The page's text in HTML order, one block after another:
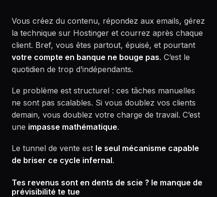
Vous créez du contenu, répondez aux emails, gérez
la technique sur Hostinger et courrez après chaque
client. Bref, vous êtes partout, épuisé, et pourtant
votre compte en banque ne bouge pas. C’est le
quotidien de trop d’indépendants.
Le problème est structurel : ces tâches manuelles
ne sont pas scalables. Si vous doublez vos clients
demain, vous doublez votre charge de travail. C’est
une impasse mathématique.
Le tunnel de vente est le seul mécanisme capable
de briser ce cycle infernal.
Tes revenus sont en dents de scie ? le manque de
prévisibilité te tue